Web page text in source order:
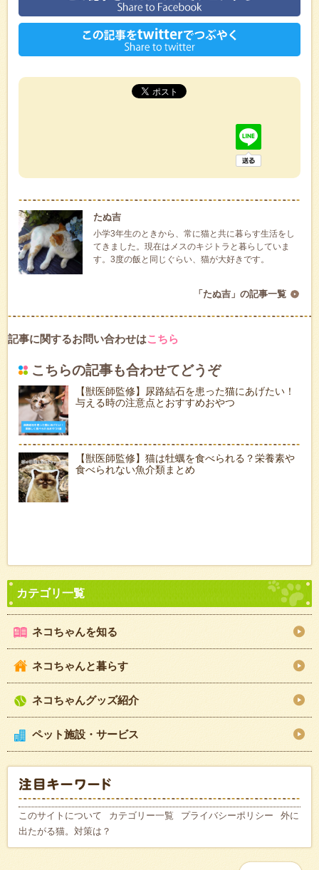
たぬ吉
小学3年生のときから、常に猫と共に暮らす生活をし
てきました。現在はメスのキジトラと暮らしていま
す。3度の飯と同じぐらい、猫が大好きです。
「たぬ吉」の記事一覧
記事に関するお問い合わせはこちら
こちらの記事も合わせてどうぞ
【獣医師監修】尿路結石を患った猫にあげたい！
与える時の注意点とおすすめおやつ
【獣医師監修】猫は牡蠣を食べられる？栄養素や
食べられない魚介類まとめ
ネコちゃんを知る
ネコちゃんと暮らす
ネコちゃんグッズ紹介
ペット施設・サービス
このサイトについて カテゴリー一覧 プライバシーポリシー
外に
出たがる猫。対策は？